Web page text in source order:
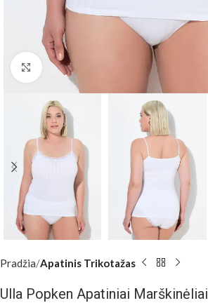
Padidinti
Pradžia Apatinis Trikotažas
Ulla Popken Apatiniai Marškinėliai